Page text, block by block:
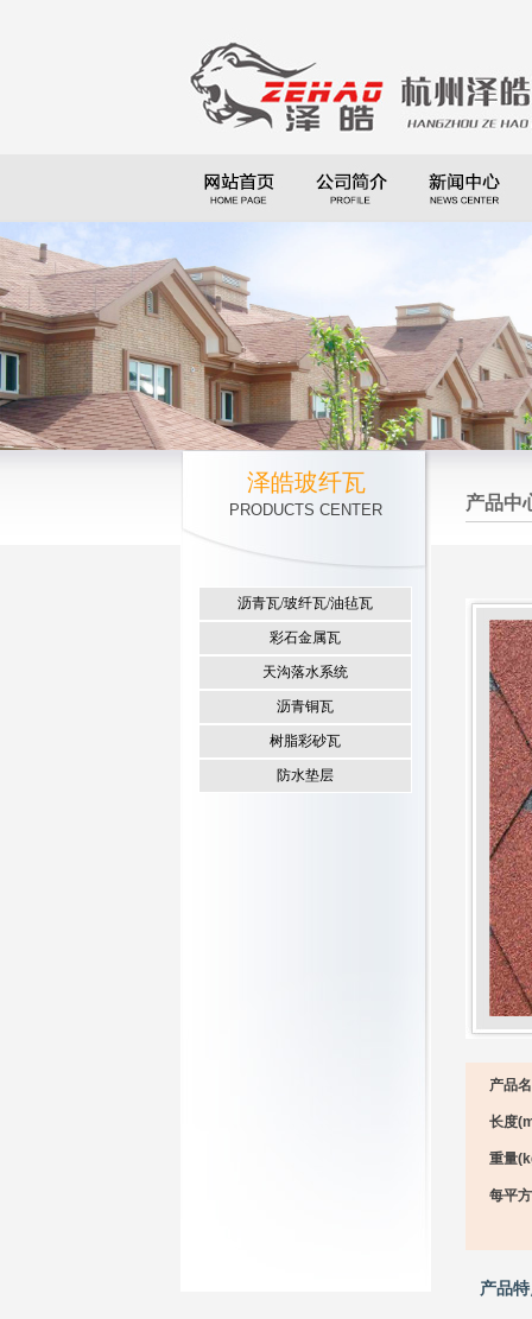
泽皓玻纤瓦
PRODUCTS CENTER
沥青瓦/玻纤瓦/油毡瓦
彩石金属瓦
天沟落水系统
沥青铜瓦
树脂彩砂瓦
防水垫层
产品中
产品
长度
重量
每平
产品特